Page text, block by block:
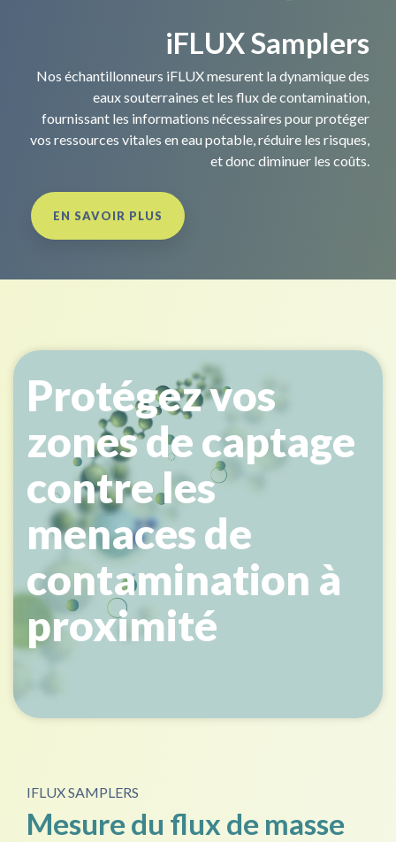
iFLUX Samplers
Nos échantillonneurs iFLUX mesurent la dynamique des
eaux souterraines et les flux de contamination,
fournissant les informations nécessaires pour protéger
vos ressources vitales en eau potable, réduire les risques,
et donc diminuer les coûts.
EN SAVOIR PLUS
Protégez vos
zones de captage
contre les
menaces de
contamination à
proximité
IFLUX SAMPLERS
Mesure du flux de masse